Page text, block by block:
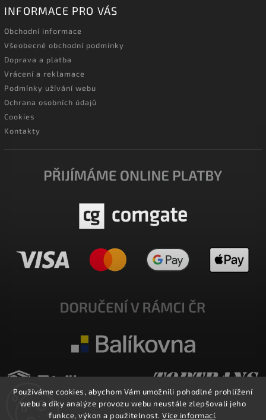
Používáme cookies, abychom Vám umožnili pohodlné prohlížení
webu a díky analýze provozu webu neustále zlepšovali jeho
funkce, výkon a použitelnost.Více informací.
INFORMACE PRO VÁS
Obchodní informace
Všeobecné obchodní podmínky
Doprava a platba
Vrácení a reklamace
Podmínky užívání webu
Ochrana osobních údajů
Cookies
Kontakty